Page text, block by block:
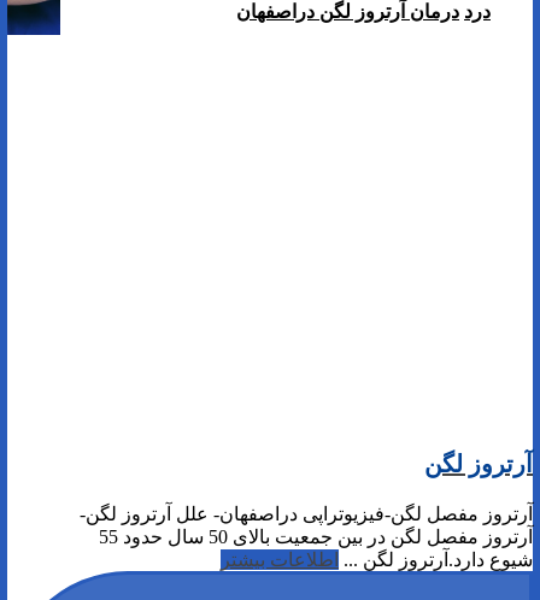
درد درمان آرتروز لگن دراصفهان
آرتروز لگن
آرتروز مفصل لگن-فیزیوتراپی دراصفهان- علل آرتروز لگن-
آرتروز مفصل لگن در بین جمعیت بالای 50 سال حدود 55
شیوع دارد.آرتروز لگن ... اطلاعات بیشتر